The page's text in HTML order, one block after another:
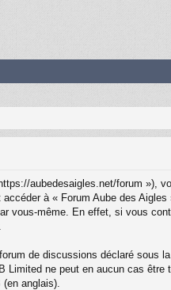
aubedesaigles.net/forum »),
à « Forum Aube des
même. En effet, si vous
de discussions déclaré sous
ne peut en aucun cas
(en anglais).